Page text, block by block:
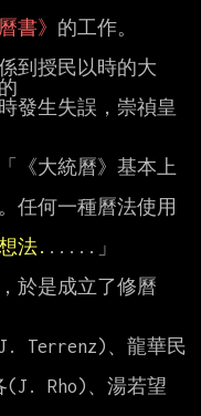
書》 的工作。
到授民以時的大
發生失誤，崇禎皇
《大統曆》基本上
任何一種曆法使用
法. .....」
，於是成立了修曆
Terrenz)、龍華民